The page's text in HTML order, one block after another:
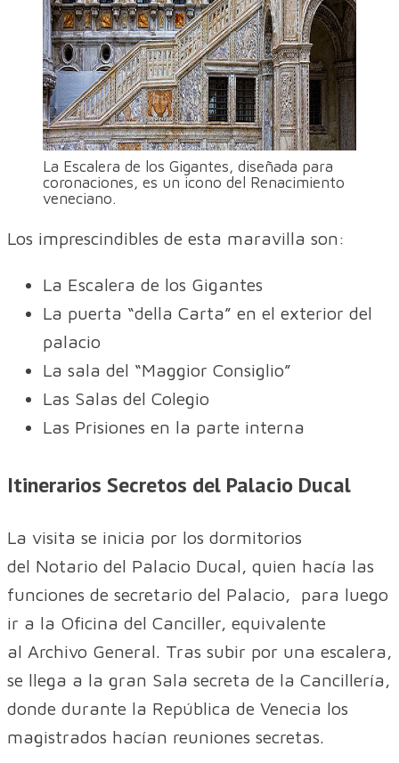
La Escalera de los Gigantes, diseñada para
coronaciones, es un icono del Renacimiento
veneciano.
Los imprescindibles de esta maravilla son:
La Escalera de los Gigantes
La puerta “della Carta” en el exterior del
palacio
La sala del “Maggior Consiglio”
Las Salas del Colegio
Las Prisiones en la parte interna
Itinerarios Secretos del Palacio Ducal
La visita se inicia por los dormitorios
del Notario del Palacio Ducal, quien hacía las
funciones de secretario del Palacio, para luego
ir a la Oficina del Canciller, equivalente
al Archivo General. Tras subir por una escalera,
se llega a la gran Sala secreta de la Cancillería,
donde durante la República de Venecia los
magistrados hacían reuniones secretas.